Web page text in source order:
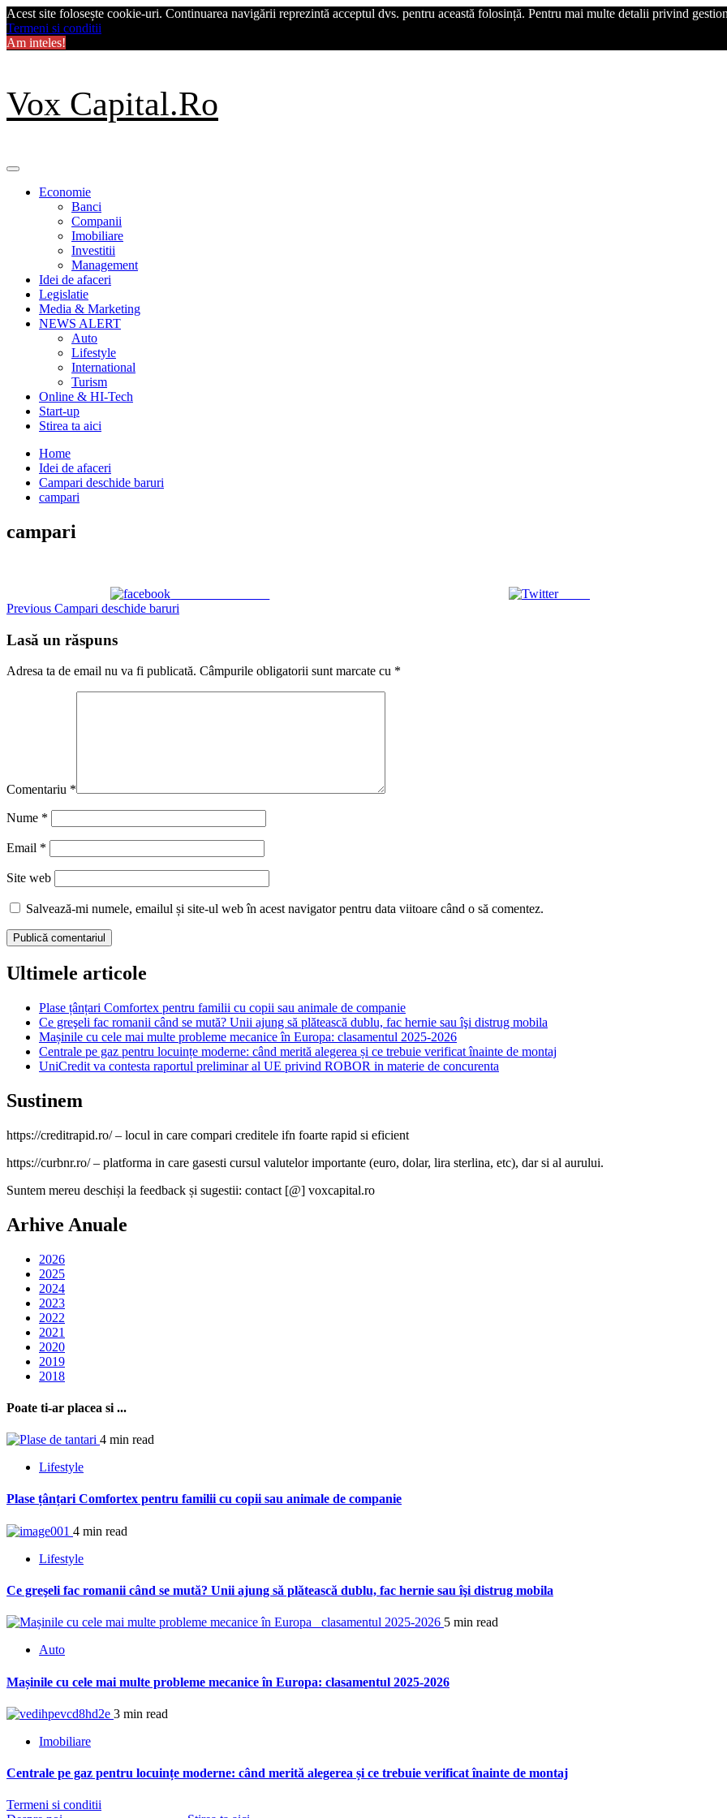
Acest site folosește cookie-uri. Continuarea navigării reprezintă acceptul dvs. pentru această folosință. Pentru mai multe detalii privind
Termeni si conditii
Am inteles!
Skip
to
content
Vox Capital.Ro
Primary
Economie
Banci
Companii
Imobiliare
Investitii
Management
Idei de afaceri
Legislatie
Media & Marketing
NEWS ALERT
Auto
Lifestyle
International
Turism
Online & HI-Tech
Start-up
Stirea ta aici
Home
Idei de afaceri
Campari deschide baruri
campari
campari
Tweet
Continue
Reading
Previous Campari deschide baruri
Lasă un răspuns
Adresa ta de email nu va fi publicată. Câmpurile obligatorii sunt marcate cu *
Comentariu *
Nume *
Email *
Site web
Salvează-mi numele, emailul și site-ul web în acest navigator pentru data viitoare când o să comentez.
Ultimele articole
Plase țânțari Comfortex pentru familii cu copii sau animale de companie
Ce greşeli fac romanii când se mută? Unii ajung să plătească dublu, fac hernie sau îşi distrug mobila
Mașinile cu cele mai multe probleme mecanice în Europa: clasamentul 2025-2026
Centrale pe gaz pentru locuințe moderne: când merită alegerea și ce trebuie verificat înainte de montaj
UniCredit va contesta raportul preliminar al UE privind ROBOR in materie de concurenta
Sustinem
https://creditrapid.ro/ – locul in care compari creditele ifn foarte rapid si eficient
https://curbnr.ro/ – platforma in care gasesti cursul valutelor importante (euro, dolar, lira sterlina, etc), dar si al aurului.
Suntem mereu deschiși la feedback și sugestii: contact [@] voxcapital.ro
Arhive Anuale
2026
2025
2024
2023
2022
2021
2020
2019
2018
Poate ti-ar placea si ...
4 min read
Lifestyle
Plase țânțari Comfortex pentru familii cu copii sau animale de companie
4 min read
Lifestyle
Ce greşeli fac romanii când se mută? Unii ajung să plătească dublu, fac hernie sau îşi distrug mobila
5 min read
Auto
Mașinile cu cele mai multe probleme mecanice în Europa: clasamentul 2025-2026
3 min read
Imobiliare
Centrale pe gaz pentru locuințe moderne: când merită alegerea și ce trebuie verificat înainte de montaj
Termeni si conditii